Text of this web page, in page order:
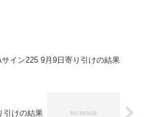
サイン225 9月9日寄り引けの結果
引けの結果